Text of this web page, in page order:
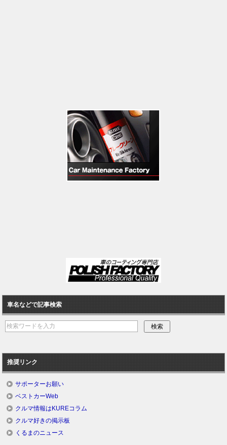
車名などで記事検索
推奨リンク
サポーターお願い
ベストカーWeb
クルマ情報はKUREコラム
クルマ好きの掲示板
くるまのニュース